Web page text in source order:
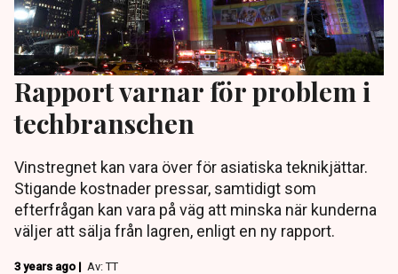
Rapport varnar för problem i
techbranschen
Vinstregnet kan vara över för asiatiska teknikjättar.
Stigande kostnader pressar, samtidigt som
efterfrågan kan vara på väg att minska när kunderna
väljer att sälja från lagren, enligt en ny rapport.
3 years ago | Av: TT